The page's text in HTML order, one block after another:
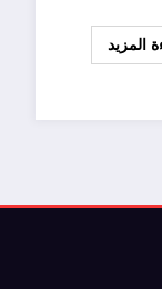
المزيد